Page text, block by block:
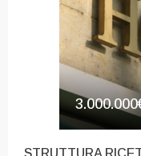
STRUTTURA